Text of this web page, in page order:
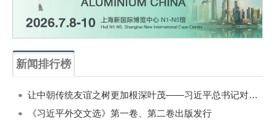
新闻排行榜
让中朝传统友谊之树更加根深叶茂——习近平总书记对朝鲜进行国事访问纪实
《习近平外交文选》第一卷、第二卷出版发行